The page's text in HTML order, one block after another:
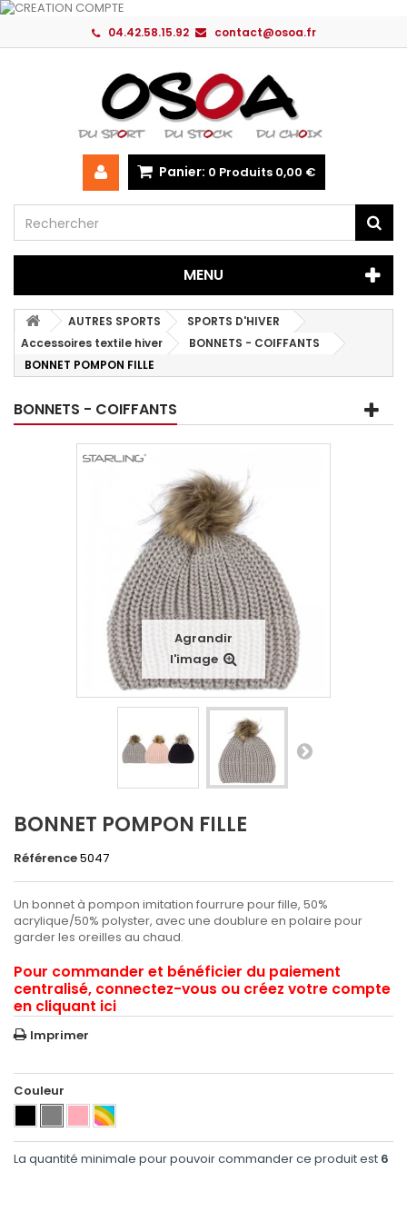
04.42.58.15.92 contact@osoa.fr
Panier: 0 Produits 0,00 €
MENU
AUTRES SPORTS
SPORTS D'HIVER
Accessoires textile hiver
BONNETS - COIFFANTS
BONNET POMPON FILLE
BONNETS - COIFFANTS
Agrandir
l'image
BONNET POMPON FILLE
Référence5047
Un bonnet à pompon imitation fourrure pour fille, 50%
acrylique/50% polyster, avec une doublure en polaire pour
garder les oreilles au chaud.
Pour commander et bénéficier du paiement
centralisé, connectez-vous ou créez votre compte
en cliquant ici
Imprimer
Couleur
La quantité minimale pour pouvoir commander ce produit est 6